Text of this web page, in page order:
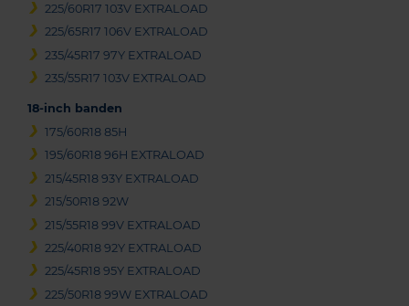
225/60R17 103V EXTRALOAD
225/65R17 106V EXTRALOAD
235/45R17 97Y EXTRALOAD
235/55R17 103V EXTRALOAD
18-inch banden
175/60R18 85H
195/60R18 96H EXTRALOAD
215/45R18 93Y EXTRALOAD
215/50R18 92W
215/55R18 99V EXTRALOAD
225/40R18 92Y EXTRALOAD
225/45R18 95Y EXTRALOAD
225/50R18 99W EXTRALOAD